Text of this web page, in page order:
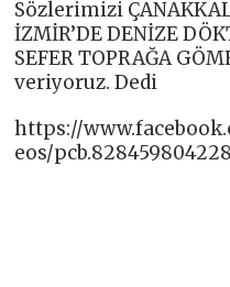
Sözlerimizi
İZMİR’DE DENİZE
SEFER TOPRAĞA
veriyoruz. Dedi
https://
eos/